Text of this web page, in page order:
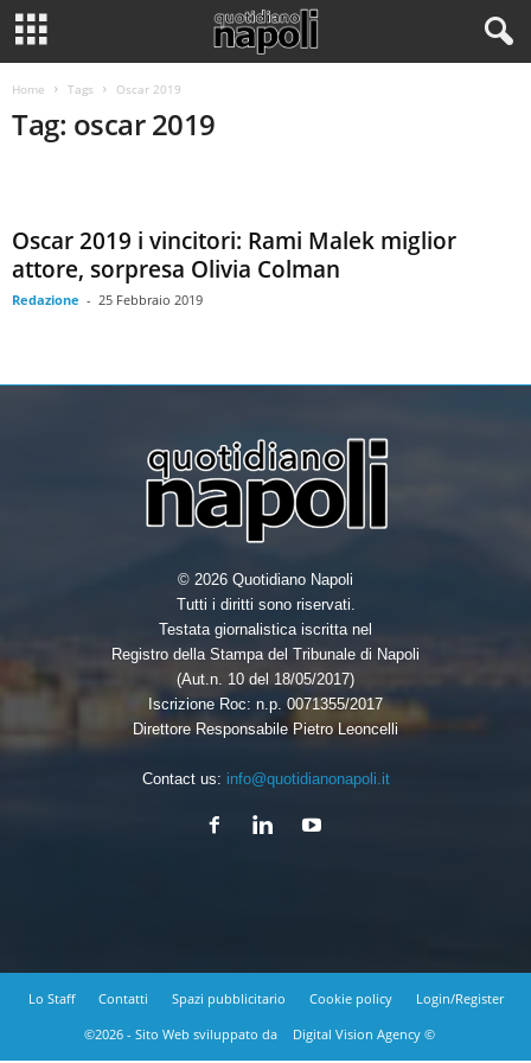
Home Tags Oscar 2019
Tag: oscar 2019
Oscar 2019 i vincitori: Rami Malek miglior
attore, sorpresa Olivia Colman
Redazione - 25 Febbraio 2019
© 2026 Quotidiano Napoli
Tutti i diritti sono riservati.
Testata giornalistica iscritta nel
Registro della Stampa del Tribunale di Napoli
(Aut.n. 10 del 18/05/2017)
Iscrizione Roc: n.p. 0071355/2017
Direttore Responsabile Pietro Leoncelli
Contact us: info@quotidianonapoli.it
Lo Staff Contatti Spazi pubblicitario Cookie policy
Login/Register
©2026 - Sito Web sviluppato da
Digital Vision Agency ©